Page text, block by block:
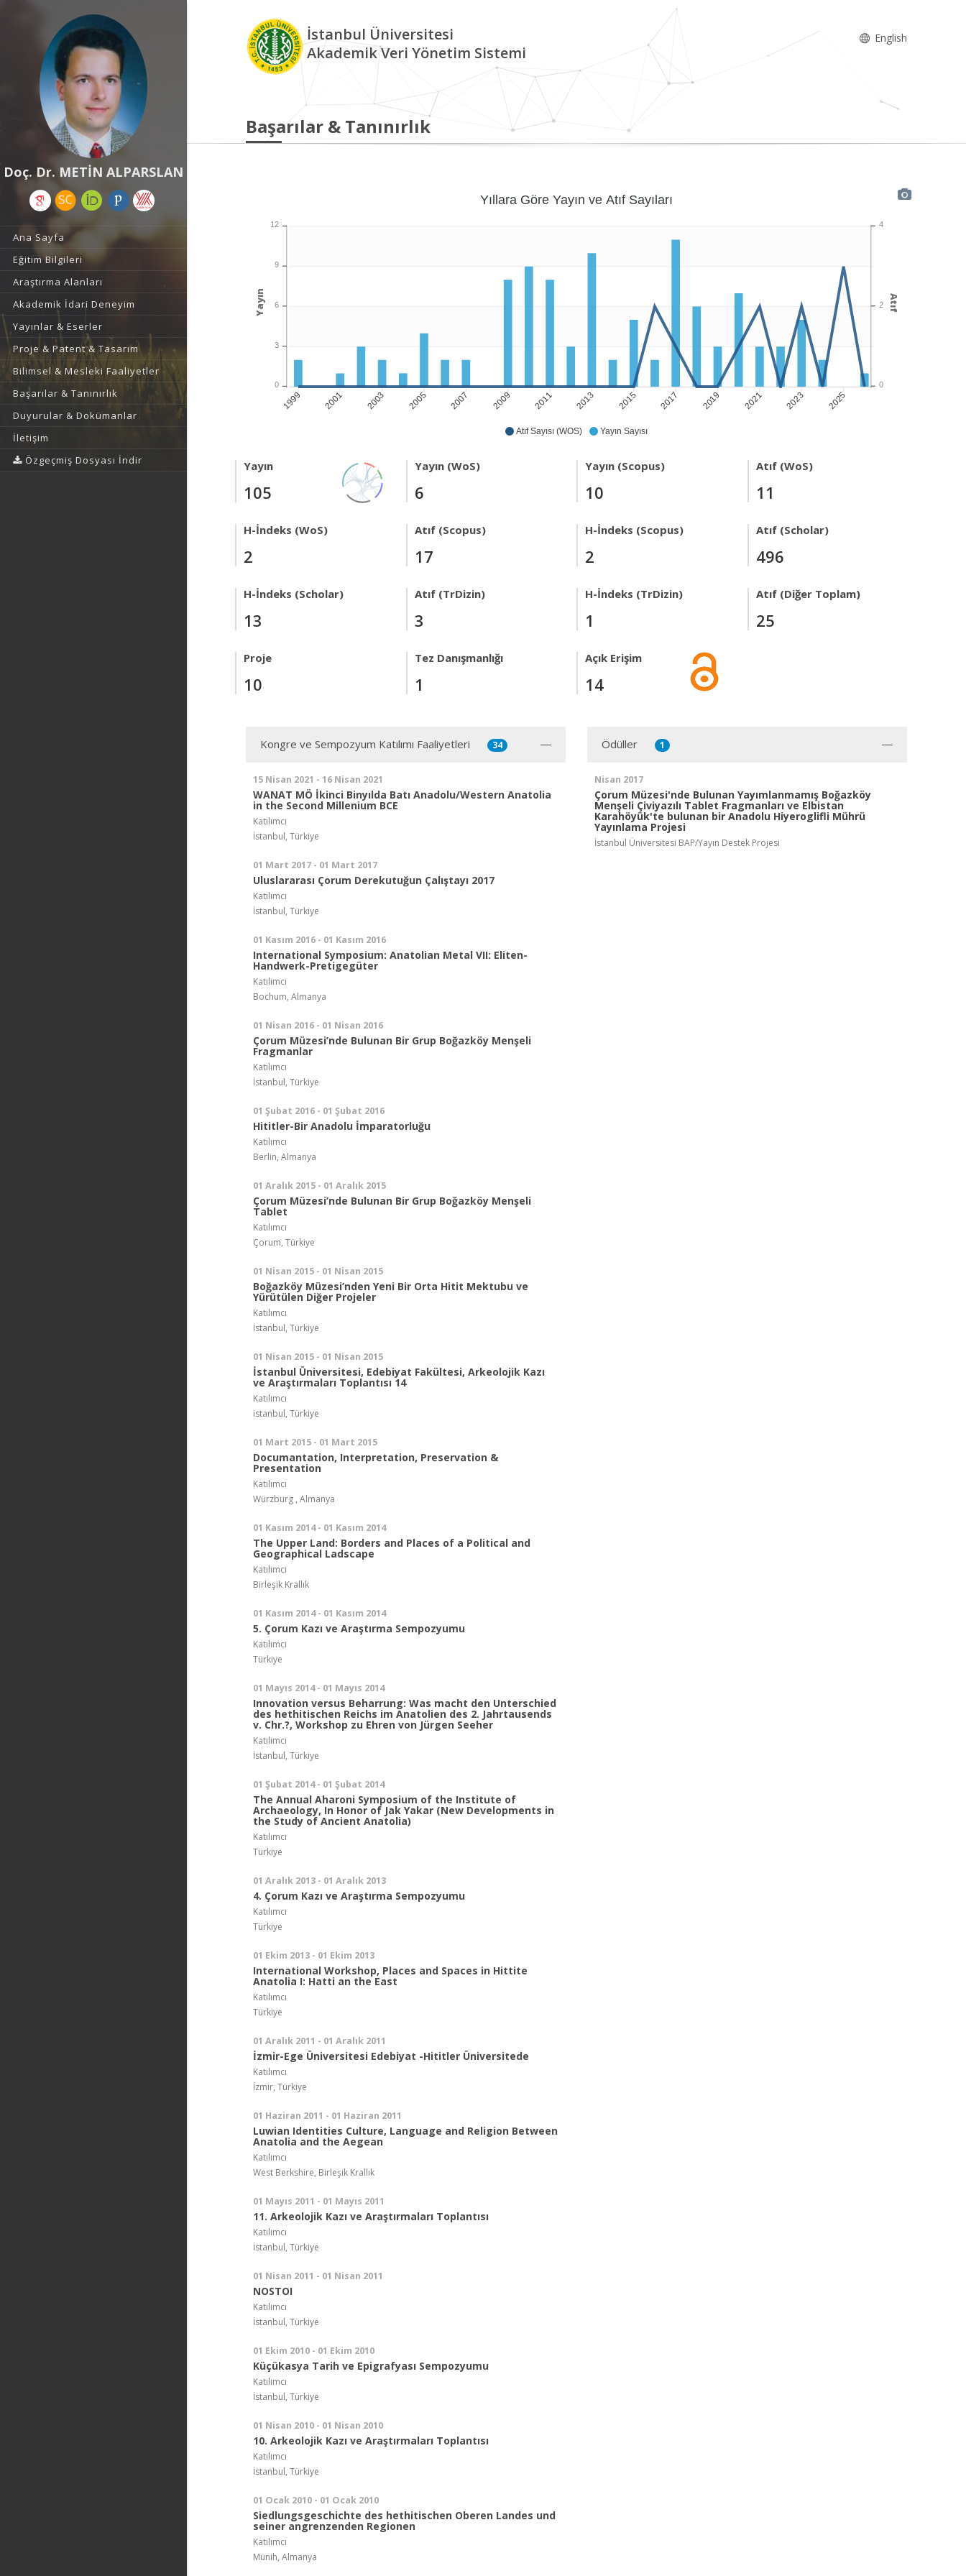
Doç. Dr. METİN ALPARSLAN
Ana Sayfa
Eğitim Bilgileri
Araştırma Alanları
Akademik İdari Deneyim
Yayınlar & Eserler
Proje & Patent & Tasarım
Bilimsel & Mesleki Faaliyetler
Başarılar & Tanınırlık
Duyurular & Dokümanlar
İletişim
Özgeçmiş Dosyası İndir
İstanbul Üniversitesi
Akademik Veri Yönetim Sistemi
English
Başarılar & Tanınırlık
Atıf Sayısı (WOS) Yayın Sayısı
1999 2001 2003 2005 2007 2009 2011 2013 2015 2017 2019 2021 2023 2025
Yıllara Göre Yayın ve Atıf Sayıları
4
2
0
Atıf
12
9
6
3
0
Yayın
Yayın
105
Yayın (WoS)
6
Yayın (Scopus)
10
Atıf (WoS)
11
H-İndeks (WoS)
2
Atıf (Scopus)
17
H-İndeks (Scopus)
2
Atıf (Scholar)
496
H-İndeks (Scholar)
13
Atıf (TrDizin)
3
H-İndeks (TrDizin)
1
Atıf (Diğer Toplam)
25
Proje
10
Tez Danışmanlığı
1
Açık Erişim
14
Kongre ve Sempozyum Katılımı Faaliyetleri 34
15 Nisan 2021 - 16 Nisan 2021
WANAT MÖ İkinci Binyılda Batı Anadolu/Western Anatolia
in the Second Millenium BCE
Katılımcı
İstanbul, Türkiye
01 Mart 2017 - 01 Mart 2017
Uluslararası Çorum Derekutuğun Çalıştayı 2017
Katılımcı
İstanbul, Türkiye
01 Kasım 2016 - 01 Kasım 2016
International Symposium: Anatolian Metal VII: Eliten-
Handwerk-Pretigegüter
Katılımcı
Bochum, Almanya
01 Nisan 2016 - 01 Nisan 2016
Çorum Müzesi’nde Bulunan Bir Grup Boğazköy Menşeli
Fragmanlar
Katılımcı
İstanbul, Türkiye
01 Şubat 2016 - 01 Şubat 2016
Hititler-Bir Anadolu İmparatorluğu
Katılımcı
Berlin, Almanya
01 Aralık 2015 - 01 Aralık 2015
Çorum Müzesi’nde Bulunan Bir Grup Boğazköy Menşeli
Tablet
Katılımcı
Çorum, Türkiye
01 Nisan 2015 - 01 Nisan 2015
Boğazköy Müzesi’nden Yeni Bir Orta Hitit Mektubu ve
Yürütülen Diğer Projeler
Katılımcı
İstanbul, Türkiye
01 Nisan 2015 - 01 Nisan 2015
İstanbul Üniversitesi, Edebiyat Fakültesi, Arkeolojik Kazı
ve Araştırmaları Toplantısı 14
Katılımcı
istanbul, Türkiye
01 Mart 2015 - 01 Mart 2015
Documantation, Interpretation, Preservation &
Presentation
Katılımcı
Würzburg , Almanya
01 Kasım 2014 - 01 Kasım 2014
The Upper Land: Borders and Places of a Political and
Geographical Ladscape
Katılımcı
Birleşik Krallık
01 Kasım 2014 - 01 Kasım 2014
5. Çorum Kazı ve Araştırma Sempozyumu
Katılımcı
Türkiye
01 Mayıs 2014 - 01 Mayıs 2014
Innovation versus Beharrung: Was macht den Unterschied
des hethitischen Reichs im Anatolien des 2. Jahrtausends
v. Chr.?, Workshop zu Ehren von Jürgen Seeher
Katılımcı
İstanbul, Türkiye
01 Şubat 2014 - 01 Şubat 2014
The Annual Aharoni Symposium of the Institute of
Archaeology, In Honor of Jak Yakar (New Developments in
the Study of Ancient Anatolia)
Katılımcı
Türkiye
01 Aralık 2013 - 01 Aralık 2013
4. Çorum Kazı ve Araştırma Sempozyumu
Katılımcı
Türkiye
01 Ekim 2013 - 01 Ekim 2013
International Workshop, Places and Spaces in Hittite
Anatolia I: Hatti an the East
Katılımcı
Türkiye
01 Aralık 2011 - 01 Aralık 2011
İzmir-Ege Üniversitesi Edebiyat -Hititler Üniversitede
Katılımcı
İzmir, Türkiye
01 Haziran 2011 - 01 Haziran 2011
Luwian Identities Culture, Language and Religion Between
Anatolia and the Aegean
Katılımcı
West Berkshire, Birleşik Krallık
01 Mayıs 2011 - 01 Mayıs 2011
11. Arkeolojik Kazı ve Araştırmaları Toplantısı
Katılımcı
İstanbul, Türkiye
01 Nisan 2011 - 01 Nisan 2011
NOSTOI
Katılımcı
İstanbul, Türkiye
01 Ekim 2010 - 01 Ekim 2010
Küçükasya Tarih ve Epigrafyası Sempozyumu
Katılımcı
İstanbul, Türkiye
01 Nisan 2010 - 01 Nisan 2010
10. Arkeolojik Kazı ve Araştırmaları Toplantısı
Katılımcı
İstanbul, Türkiye
01 Ocak 2010 - 01 Ocak 2010
Siedlungsgeschichte des hethitischen Oberen Landes und
seiner angrenzenden Regionen
Katılımcı
Münih, Almanya
Ödüller 1
Nisan 2017
Çorum Müzesi'nde Bulunan Yayımlanmamış Boğazköy
Menşeli Çiviyazılı Tablet Fragmanları ve Elbistan
Karahöyük'te bulunan bir Anadolu Hiyeroglifli Mührü
Yayınlama Projesi
İstanbul Üniversitesi BAP/Yayın Destek Projesi